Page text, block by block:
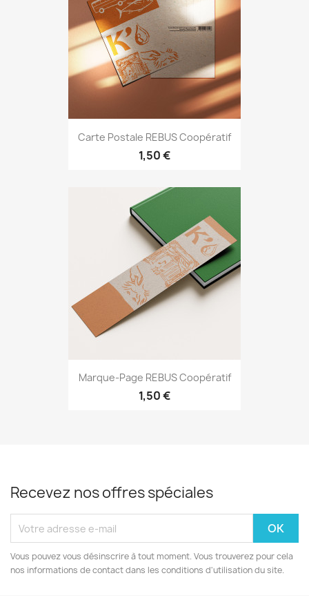
Carte Postale REBUS Coopératif
1,50 €
Marque-Page REBUS Coopératif
1,50 €
Recevez nos offres spéciales
Vous pouvez vous désinscrire à tout moment. Vous trouverez pour cela
nos informations de contact dans les conditions d'utilisation du site.